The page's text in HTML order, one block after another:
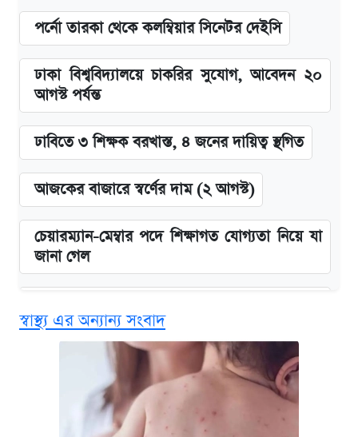
পর্নো তারকা থেকে কলম্বিয়ার সিনেটর দেইসি
ঢাকা বিশ্ববিদ্যালয়ে চাকরির সুযোগ, আবেদন ২০
আগস্ট পর্যন্ত
ঢাবিতে ৩ শিক্ষক বরখাস্ত, ৪ জনের দায়িত্ব স্থগিত
আজকের বাজারে স্বর্ণের দাম (২ আগস্ট)
চেয়ারম্যান-মেম্বার পদে শিক্ষাগত যোগ্যতা নিয়ে যা
জানা গেল
ভাতা
ঢাবির সূর্যসেন হলে সমকামিতার অভিযোগে দুইজন
স্বাস্থ্য এর অন্যান্য সংবাদ